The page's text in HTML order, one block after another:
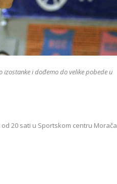
i dođemo do velike pobede u
20 sati u Sportskom centru Morača